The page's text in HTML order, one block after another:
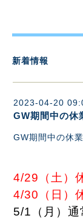
新着情報
2023-04-20
GW期間中の休
GW期間中の休
4/29（土）
4/30（日）
5/1（月）通